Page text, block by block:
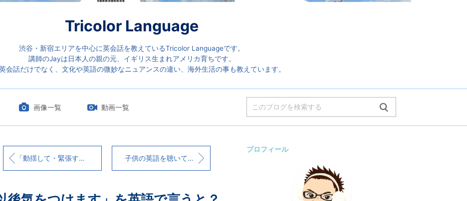
Tricolor Language
渋谷・新宿エリアを中心に英会話を教えているTricolor Languageです。
講師のJayは日本人の親の元、イギリス生まれアメリカ育ちです。
会話だけでなく、文化や英語の微妙なニュアンスの違い、海外生活の事も教えています。
画像一覧 動画一覧
「動揺して・緊張する」を意味する“Upset”と“Nervous”の違い 子供の英語を聴いて、発音以上に重要なのがあると再確認した日
プロフィール